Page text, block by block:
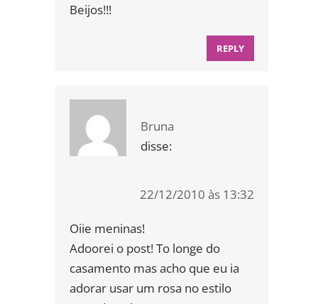
Beijos!!!
REPLY
Bruna
disse:
22/12/2010 às 13:32
Oiie meninas!
Adoorei o post! To longe do
casamento mas acho que eu ia
adorar usar um rosa no estilo